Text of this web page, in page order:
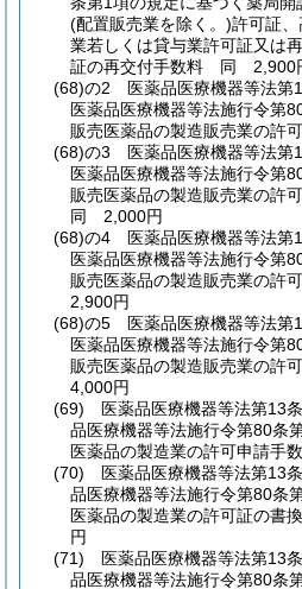
(配置販売業を除く。)許可証
業若しくは貸与業許可証又は
証の再交付手数料 同 2,900
(68)の2
医薬品医療機器等法第
医薬品医療機器等法施行令第
販売医薬品の製造販売業の
(68)の3
医薬品医療機器等法第
医薬品医療機器等法施行令第
販売医薬品の製造販売業の許
同 2,000円
(68)の4
医薬品医療機器等法第
医薬品医療機器等法施行令第
販売医薬品の製造販売業の
2,900円
(68)の5
医薬品医療機器等法第
医薬品医療機器等法施行令第
販売医薬品の製造販売業の
4,000円
(69)
医薬品医療機器等法第13
品医療機器等法施行令第80条
医薬品の製造業の許可申請
(70)
医薬品医療機器等法第13
品医療機器等法施行令第80条
医薬品の製造業の許可証の
円
(71)
医薬品医療機器等法第13
品医療機器等法施行令第80条